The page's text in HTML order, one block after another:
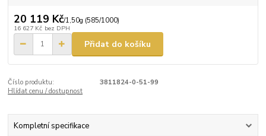
20 119 Kč/1,50g (585/1000)
16 627 Kč bez DPH
Přidat do košíku
Číslo produktu:
3811824-0-51-99
Hlídat cenu / dostupnost
Kompletní specifikace